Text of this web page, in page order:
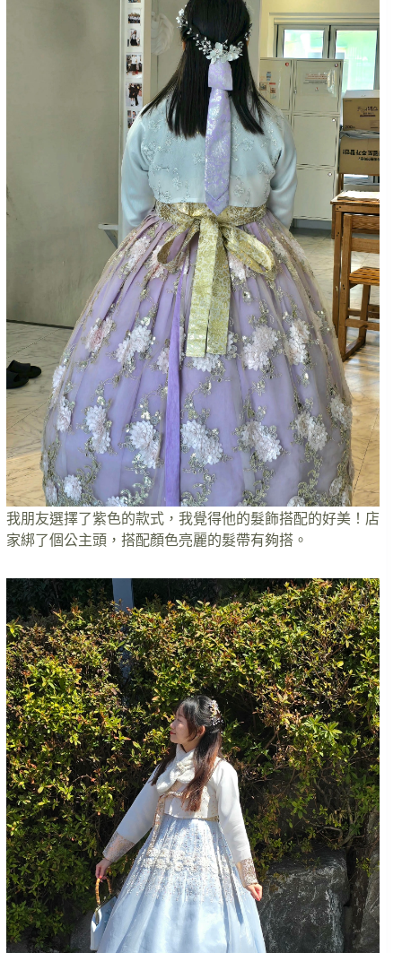
我朋友選擇了紫色的款式，我覺得他的髮飾搭配的好美！店
家綁了個公主頭，搭配顏色亮麗的髮帶有夠搭。